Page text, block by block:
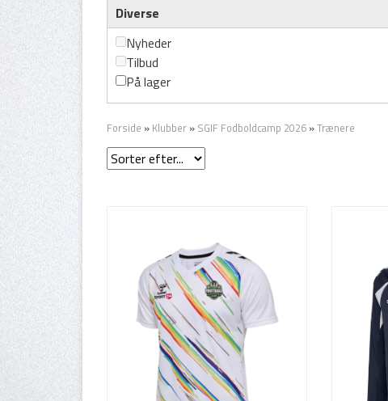
Diverse
Nyheder
Tilbud
På lager
Forside » Klubber » SGIF Fodboldcamp 2026 »Trænere